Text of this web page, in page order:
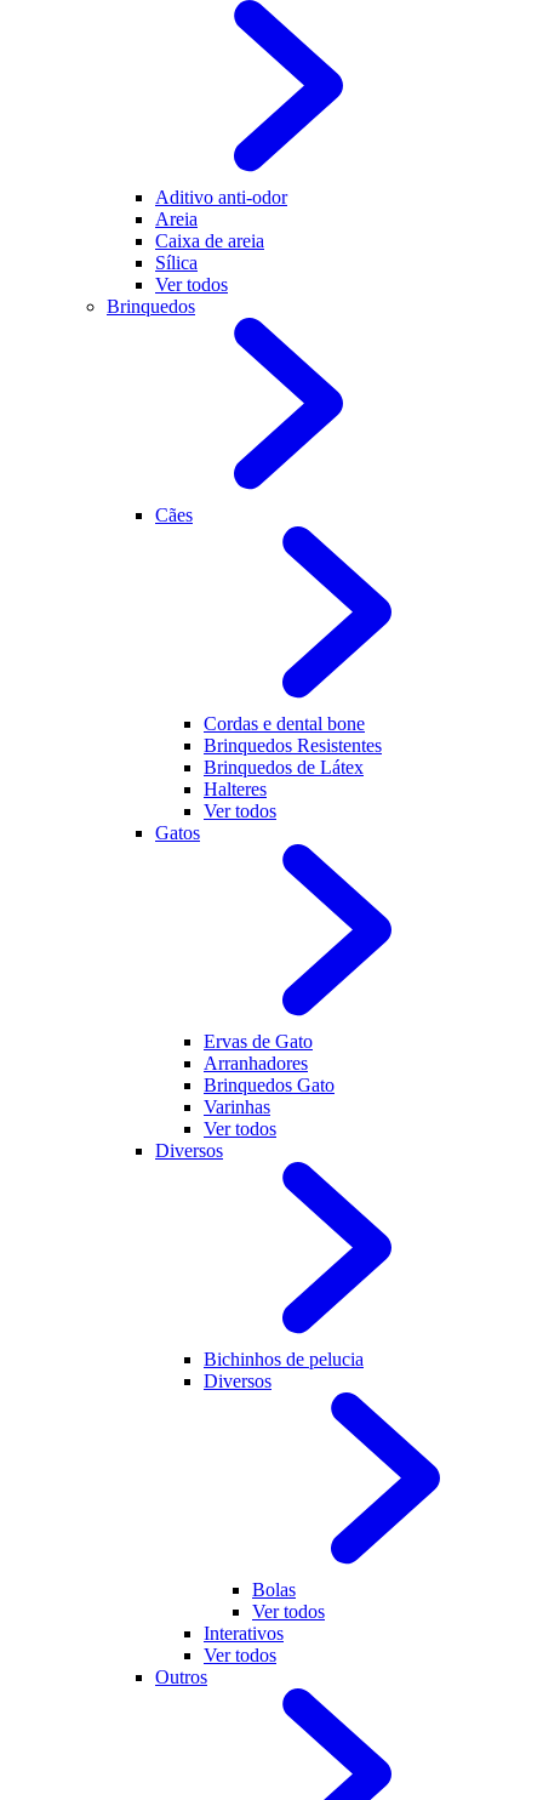
Aditivo anti-odor
Areia
Caixa de areia
Sílica
Ver todos
Brinquedos
Cães
Cordas e dental bone
Brinquedos Resistentes
Brinquedos de Látex
Halteres
Ver todos
Gatos
Ervas de Gato
Arranhadores
Brinquedos Gato
Varinhas
Ver todos
Diversos
Bichinhos de pelucia
Diversos
Bolas
Ver todos
Interativos
Ver todos
Outros